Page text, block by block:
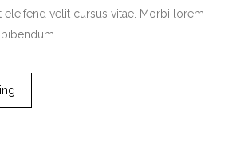
eleifend velit cursus vitae. Morbi lorem